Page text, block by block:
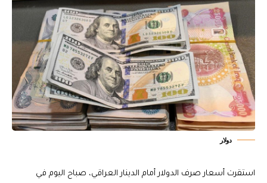
دولار
استقرت أسعار صرف الدولار أمام الدينار العراقي، صباح اليوم في